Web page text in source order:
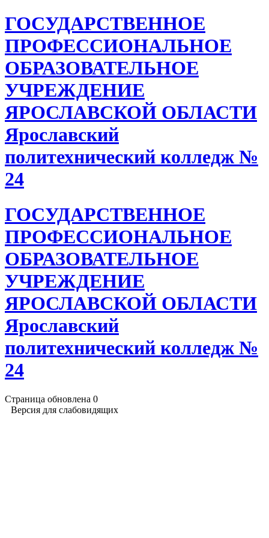
ГОСУДАРСТВЕННОЕ
ПРОФЕССИОНАЛЬНОЕ
ОБРАЗОВАТЕЛЬНОЕ
УЧРЕЖДЕНИЕ
ЯРОСЛАВСКОЙ ОБЛАСТИ
Ярославский
политехнический колледж №
24
ГОСУДАРСТВЕННОЕ
ПРОФЕССИОНАЛЬНОЕ
ОБРАЗОВАТЕЛЬНОЕ
УЧРЕЖДЕНИЕ
ЯРОСЛАВСКОЙ ОБЛАСТИ
Ярославский
политехнический колледж №
24
Страница обновлена 0
Версия для слабовидящих